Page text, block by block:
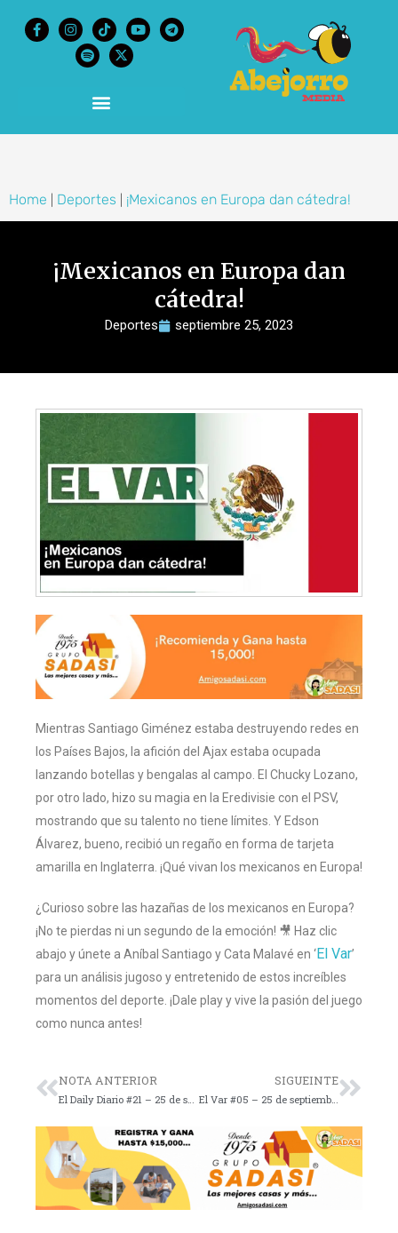
Home Deportes ¡Mexicanos en Europa dan cátedra!
¡Mexicanos en Europa dan
cátedra!
Deportes septiembre 25, 2023
Mientras Santiago Giménez estaba destruyendo redes en
los Países Bajos, la afición del Ajax estaba ocupada
lanzando botellas y bengalas al campo. El Chucky Lozano,
por otro lado, hizo su magia en la Eredivisie con el PSV,
mostrando que su talento no tiene límites. Y Edson
Álvarez, bueno, recibió un regaño en forma de tarjeta
amarilla en Inglaterra. ¡Qué vivan los mexicanos en Europa!
¿Curioso sobre las hazañas de los mexicanos en Europa?
¡No te pierdas ni un segundo de la emoción! 🎥 Haz clic
abajo y únete a Aníbal Santiago y Cata Malavé en ‘El Var’
para un análisis jugoso y entretenido de estos increíbles
momentos del deporte. ¡Dale play y vive la pasión del juego
como nunca antes!
NOTA ANTERIOR SIGUEINTE
El Var #05 – 25 de septiembre de 2023